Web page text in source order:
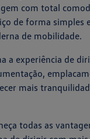
com total
de forma simples
de mobilidade.
a experiência de
mais
todas as